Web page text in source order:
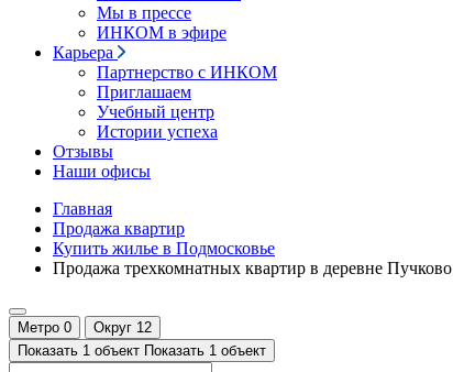
Мы в прессе
ИНКОМ в эфире
Карьера
Партнерство с ИНКОМ
Приглашаем
Учебный центр
Истории успеха
Отзывы
Наши офисы
Главная
Продажа квартир
Купить жилье в Подмосковье
Продажа трехкомнатных квартир в деревне Пучково
Метро 0 Округ 12
Показать 1 объект Показать 1 объект